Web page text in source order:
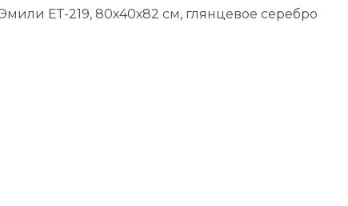
ЕТ-219, 80х40х82 см, глянцевое серебро